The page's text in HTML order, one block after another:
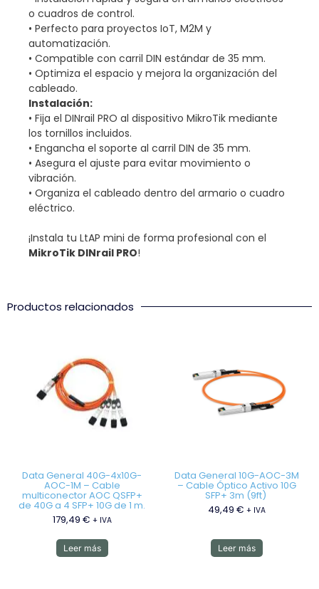
o cuadros de control.
• Perfecto para proyectos IoT, M2M y
automatización.
• Compatible con carril DIN estándar de 35 mm.
• Optimiza el espacio y mejora la organización del
cableado.
Instalación:
• Fija el DINrail PRO al dispositivo MikroTik mediante
los tornillos incluidos.
• Engancha el soporte al carril DIN de 35 mm.
• Asegura el ajuste para evitar movimiento o
vibración.
• Organiza el cableado dentro del armario o cuadro
eléctrico.
¡Instala tu LtAP mini de forma profesional con el
MikroTik DINrail PRO!
Productos relacionados
Data General 40G-4x10G-
AOC-1M – Cable
multiconector AOC QSFP+
de 40G a 4 SFP+ 10G de 1 m.
179,49 € + IVA
Leer más
Data General 10G-AOC-3M
– Cable Óptico Activo 10G
SFP+ 3m (9ft)
49,49€ + IVA
Leer más